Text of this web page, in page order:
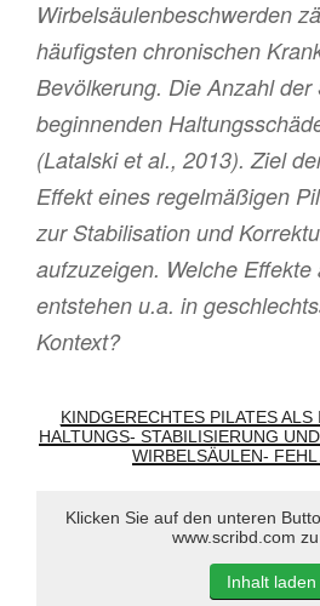
Wirbelsäulenbeschwerden
häufigsten chronischen
Bevölkerung. Die Anzahl
beginnenden
(Latalski et al., 2013). Ziel
Effekt eines regelmäßigen
zur Stabilisation und
aufzuzeigen. Welche
entstehen u.a. in
Kontext?
KINDGERECHTES PILATES
HALTUNGS- STABILISIERUNG
WIRBELSÄULEN-
Klicken Sie auf den unteren
www.scribd.com zu
Inhalt laden